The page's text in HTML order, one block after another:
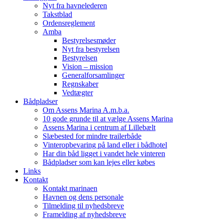
Nyt fra havnelederen
Takstblad
Ordensreglement
Amba
Bestyrelsesmøder
Nyt fra bestyrelsen
Bestyrelsen
Vision – mission
Generalforsamlinger
Regnskaber
Vedtægter
Bådpladser
Om Assens Marina A.m.b.a.
10 gode grunde til at vælge Assens Marina
Assens Marina i centrum af Lillebælt
Slæbested for mindre trailerbåde
Vinteropbevaring på land eller i bådhotel
Har din båd ligget i vandet hele vinteren
Bådpladser som kan lejes eller købes
Links
Kontakt
Kontakt marinaen
Havnen og dens personale
Tilmelding til nyhedsbreve
Framelding af nyhedsbreve